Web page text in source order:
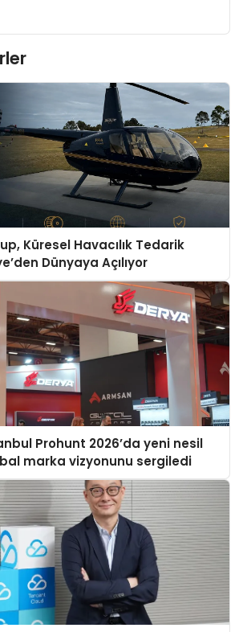
Küresel Havacılık Tedarik
Dünyaya Açılıyor
Prohunt 2026’da yeni nesil
marka vizyonunu sergiledi